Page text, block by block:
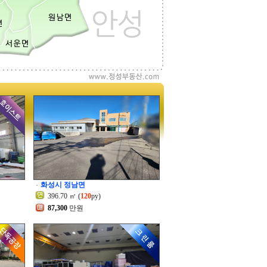
화성시 정남면
396.70 ㎡ (120py)
87,300만원